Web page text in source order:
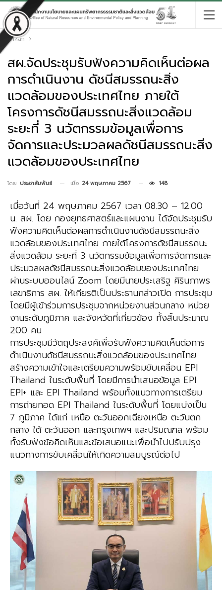
หน้าหลัก
สผ.จัดประชุมรับฟังความคิดเห็นต่อผล
การดำเนินงาน ดัชนีสมรรถนะสิ่ง
แวดล้อมของประเทศไทย ภายใต้
โครงการดัชนีสมรรถนะสิ่งแวดล้อม
ระยะที่ 3 นวัตกรรมข้อมูลเพื่อการ
จัดการและประมวลผลดัชนีสมรรถนะสิ่ง
แวดล้อมของประเทศไทย
โดย ประชาสัมพันธ์ เมื่อ 24 พฤษภาคม 2567 148
เมื่อวันที่ 24 พฤษภาคม 2567 เวลา 08.30 – 12.00
น. สผ. โดย กองยุทธศาสตร์และแผนงาน ได้จัดประชุมรับ
ฟังความคิดเห็นต่อผลการดำเนินงานดัชนีสมรรถนะสิ่ง
แวดล้อมของประเทศไทย ภายใต้โครงการดัชนีสมรรถนะ
สิ่งแวดล้อม ระยะที่ 3 นวัตกรรมข้อมูลเพื่อการจัดการและ
ประมวลผลดัชนีสมรรถนะสิ่งแวดล้อมของประเทศไทย
ผ่านระบบออนไลน์ Zoom โดยมีนายประเสริฐ ศิรินภาพร
เลขาธิการ สผ. ให้เกียรติเป็นประธานกล่าวเปิด การประชุม
โดยมีผู้เข้าร่วมการประชุมจากหน่วยงานส่วนกลาง หน่วย
งานระดับภูมิภาค และจังหวัดที่เกี่ยวข้อง ทั้งสิ้นประมาณ
200 คน
การประชุมมีวัตถุประสงค์เพื่อรับฟังความคิดเห็นต่อการ
ดำเนินงานดัชนีสมรรถนะสิ่งแวดล้อมของประเทศไทย
สร้างความเข้าใจและเตรียมความพร้อมขับเคลื่อน EPI
Thailand ในระดับพื้นที่ โดยมีการนำเสนอข้อมูล EPI
EPI+ และ EPI Thailand พร้อมทั้งแนวทางการเตรียม
การถ่ายทอด EPI Thailand ในระดับพื้นที่ โดยแบ่งเป็น
7 ภูมิภาค ได้แก่ เหนือ ตะวันออกเฉียงเหนือ ตะวันตก
กลาง ใต้ ตะวันออก และกรุงเทพฯ และปริมณฑล พร้อม
ทั้งรับฟังข้อคิดเห็นและข้อเสนอแนะเพื่อนำไปปรับปรุง
แนวทางการขับเคลื่อนให้เกิดความสมบูรณ์ต่อไป